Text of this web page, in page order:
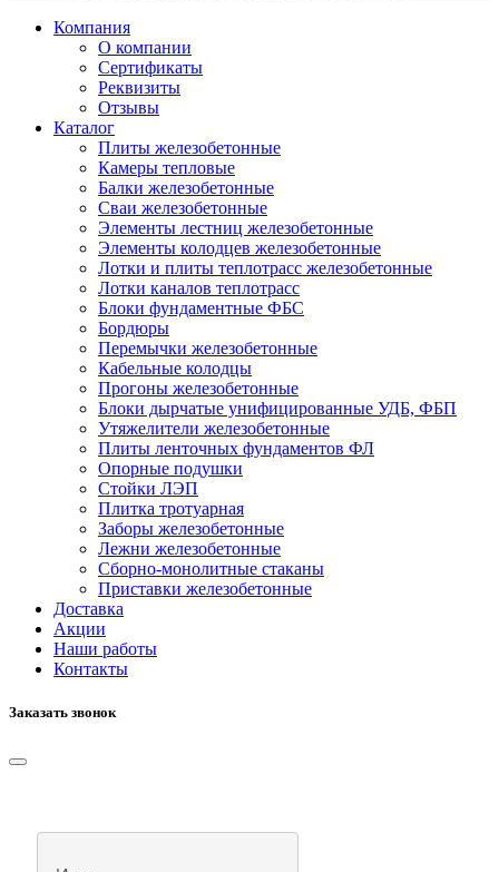
Компания
О компании
Сертификаты
Реквизиты
Отзывы
Каталог
Плиты железобетонные
Камеры тепловые
Балки железобетонные
Сваи железобетонные
Элементы лестниц железобетонные
Элементы колодцев железобетонные
Лотки и плиты теплотрасс железобетонные
Лотки каналов теплотрасс
Блоки фундаментные ФБС
Бордюры
Перемычки железобетонные
Кабельные колодцы
Прогоны железобетонные
Блоки дырчатые унифицированные УДБ, ФБП
Утяжелители железобетонные
Плиты ленточных фундаментов ФЛ
Опорные подушки
Стойки ЛЭП
Плитка тротуарная
Заборы железобетонные
Лежни железобетонные
Сборно-монолитные стаканы
Приставки железобетонные
Доставка
Акции
Наши работы
Контакты
Заказать звонок